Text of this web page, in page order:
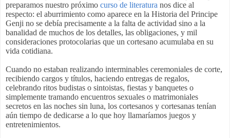
preparamos nuestro próximo curso de literatura nos dice al
respecto: el aburrimiento como aparece en la Historia del Principe
Genji no se debía precisamente a la falta de actividad sino a la
banalidad de muchos de los detalles, las obligaciones, y mil
consideraciones protocolarias que un cortesano acumulaba en su
vida cotidiana.
Cuando no estaban realizando interminables ceremoniales de corte,
recibiendo cargos y títulos, haciendo entregas de regalos,
celebrando ritos budistas o sintoistas, fiestas y banquetes o
simplemente tramando encuentros sexuales o matrimoniales
secretos en las noches sin luna, los cortesanos y cortesanas tenían
aún tiempo de dedicarse a lo que hoy llamaríamos juegos y
entretenimientos.